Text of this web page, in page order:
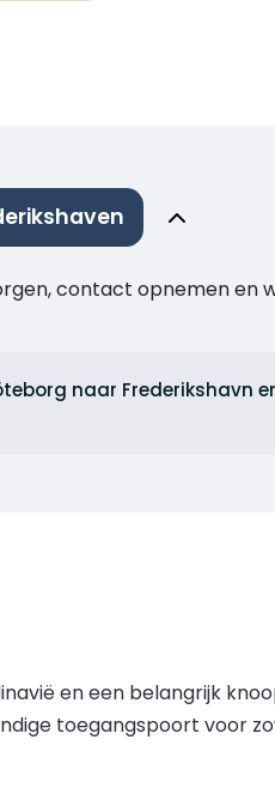
contact opnemen en
naar Frederikshavn
en een belangrijk
toegangspoort voor